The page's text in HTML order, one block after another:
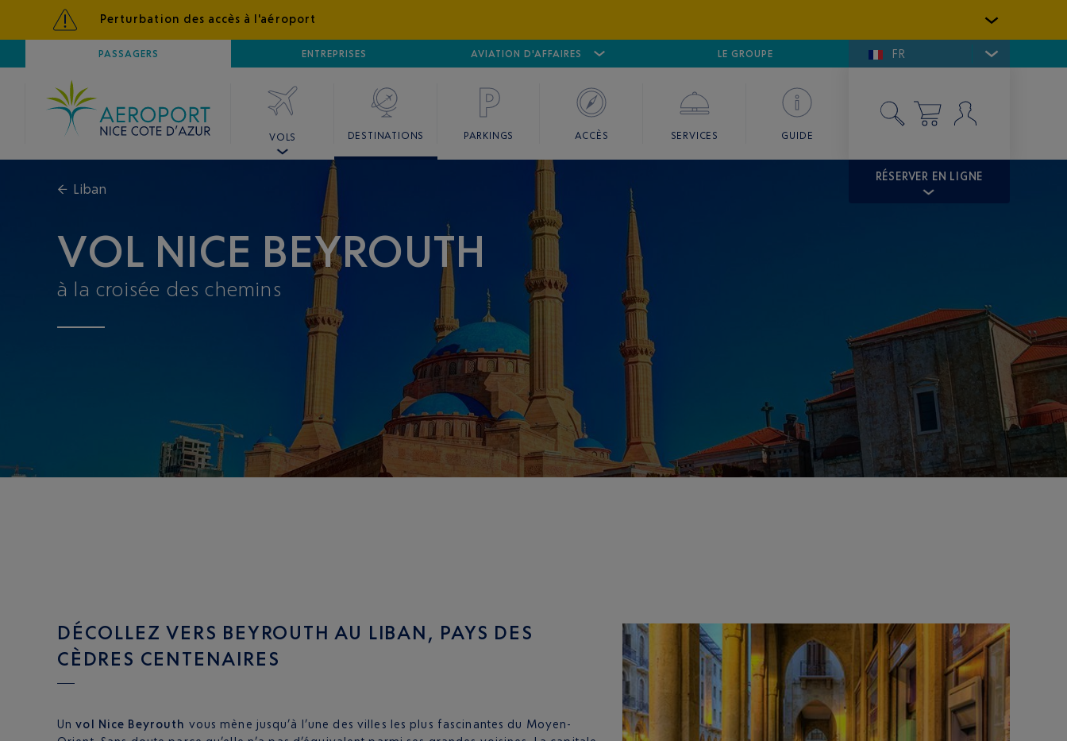
Perturbation des accès à l'aéroport
PASSAGERS ENTREPRISES AVIATION D'AFFAIRES
AÉROPORTNICE CÔTE D'AZUR AÉROPORT CANNES MANDELIEU GOLFE DE SAINT-TROPEZ
LE GROUPE FR
VOLS DESTINATIONS PARKINGS ACCÈS SERVICES GUIDE
RÉSERVER EN LIGNE
← Liban
VOL NICE BEYROUTH
à la croisée des chemins
DÉCOLLEZ VERS BEYROUTH AU LIBAN, PAYS DES
CÈDRES CENTENAIRES
Unvol Nice Beyrouth vous mène jusqu’à l’une des villes les plus fascinantes du Moyen-